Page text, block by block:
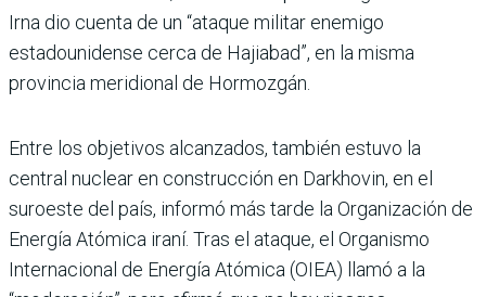
Irna dio cuenta de un “ataque militar enemigo
estadounidense cerca de Hajiabad”, en la misma
provincia meridional de Hormozgán.
Entre los objetivos alcanzados, también estuvo la
central nuclear en construcción en Darkhovin, en el
suroeste del país, informó más tarde la Organización de
Energía Atómica iraní. Tras el ataque, el Organismo
Internacional de Energía Atómica (OIEA) llamó a la